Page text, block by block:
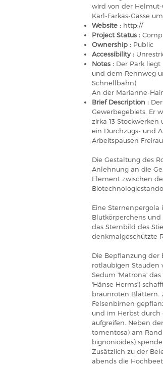
wird von der Helmut-
Karl-Farkas-Gasse
Website : http://
Project Status :
Ownership : Public
Accessibility :
Notes : Der Park
und dem Rennweg
Schnellbahn).
An der Marianne-
Brief Description :
Gewerbegebiets. Er
zirka 13
ein Durchzugs- und
Arbeitspausen
Die Gestaltung des
Anlehnung an die
Element zwischen
Eine Sternenpergola
Blutkörperchens
das Sternbild des
denkmalgeschützte
Die Bepflanzung
rotlaubigen Stauden
Sedum 'Matrona'
'Hänse Herms')
braunroten Blättern.
Felsenbirnen
und im Herbst durch
aufgreifen. Neben
tomentosa) am
bignonioides)
Zusätzlich zu der
abends die